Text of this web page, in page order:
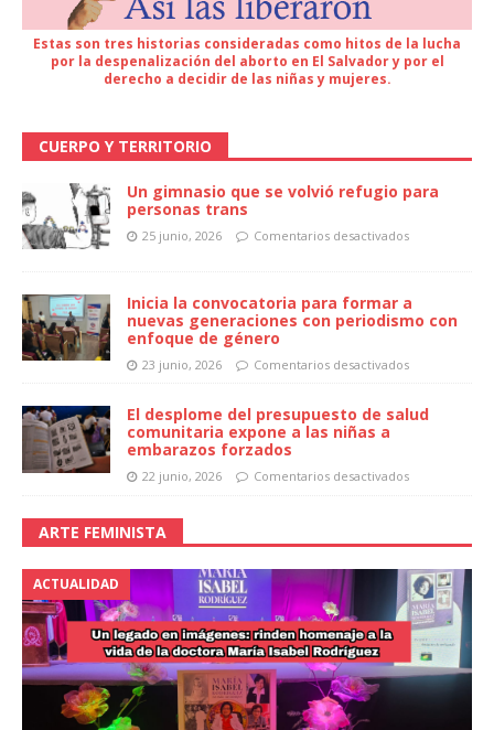
Estas son tres historias consideradas como hitos de la lucha
por la despenalización del aborto en El Salvador y por el
derecho a decidir de las niñas y mujeres.
CUERPO Y TERRITORIO
Un gimnasio que se volvió refugio para
personas trans
25 junio, 2026 Comentarios desactivados
Inicia la convocatoria para formar a
nuevas generaciones con periodismo con
enfoque de género
23 junio, 2026 Comentarios desactivados
El desplome del presupuesto de salud
comunitaria expone a las niñas a
embarazos forzados
22 junio, 2026 Comentarios desactivados
ARTE FEMINISTA
ACTUALIDAD